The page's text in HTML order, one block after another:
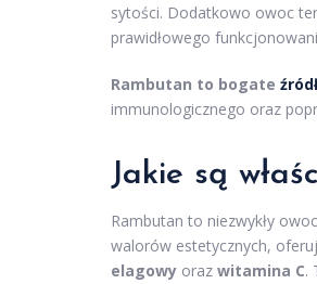
sytości. Dodatkowo owoc
prawidłowego
Rambutan to bogate
immunologicznego oraz
Jakie są
Rambutan to niezwykły
walorów estetycznych,
elagowy oraz witamina C.